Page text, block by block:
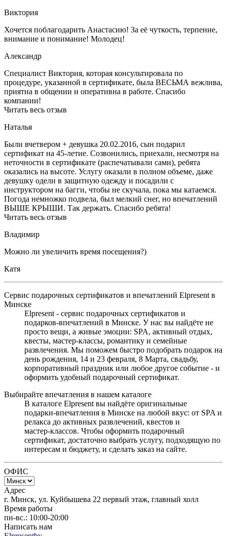
Виктория
Хочется поблагодарить Анастасию! За её чуткость, терпение,
внимание и понимание! Молодец!
Александр
Специалист Виктория, которая консультировала по
процедуре, указанной в сертификате, была ВЕСЬМА вежлива,
приятна в общении и оперативна в работе. Спасибо
компании!
Читать весь отзыв
Наталья
Были вчетвером + девушка 20.02.2016, сын подарил
сертификат на 45-летие. Созвонились, приехали, несмотря на
неточности в сертификате (распечатывали сами), ребята
оказались на высоте. Услугу оказали в полном объеме, даже
девушку одели в защитную одежду и посадили с
инструктором на багги, чтобы не скучала, пока мы катаемся.
Погода немножко подвела, был мелкий снег, но впечатлений
ВЫШЕ КРЫШИ. Так держать. Спасибо ребята!
Читать весь отзыв
Владимир
Можно ли увеличить время посещения?)
Катя
Сервис подарочных сертификатов и впечатлений Elpresent в
Минске
Elpresent - сервис подарочных сертификатов и
подарков‑впечатлений в Минске. У нас вы найдёте не
просто вещи, а живые эмоции: SPA, активный отдых,
квесты, мастер‑классы, романтику и семейные
развлечения. Мы поможем быстро подобрать подарок на
день рождения, 14 и 23 февраля, 8 Марта, свадьбу,
корпоративный праздник или любое другое событие - и
оформить удобный подарочный сертификат.
Выбирайте впечатления в нашем каталоге
В каталоге Elpresent вы найдёте оригинальные
подарки‑впечатления в Минске на любой вкус: от SPA и
релакса до активных развлечений, квестов и
мастер‑классов. Чтобы оформить подарочный
сертификат, достаточно выбрать услугу, подходящую по
интересам и бюджету, и сделать заказ на сайте.
ОФИС
Адрес
г. Минск, ул. Куйбышева 22 первый этаж, главный холл
Время работы
пн-вс.: 10:00-20:00
Написать нам